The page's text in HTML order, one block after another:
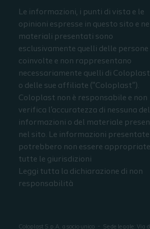
Le informazioni, i punti di vista e le
opinioni espresse in questo sito e
materiali presentati sono
esclusivamente quelli delle persone
coinvolte e non rappresentano
necessariamente quelli di Coloplast
o delle sue affiliate ("Coloplast").
Coloplast non è responsabile e non
verifica l'accuratezza di nessuna
informazioni o del materiale
nel sito. Le informazioni presentate
potrebbero non essere
tutte le giurisdizioni
Leggi tutta la dichiarazione di non
responsabilità
Coloplast S.p.A. a socio unico Sede legale: Via